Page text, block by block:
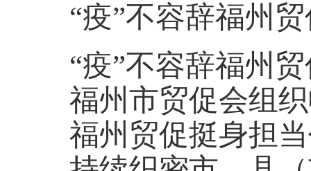
“疫”不容辞福州
“疫”不容辞福州
福州市贸促会组
福州贸促挺身担